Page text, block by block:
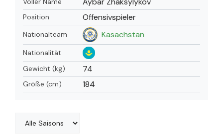
Position Offensivspieler
Nationalteam Kasachstan
Nationalität
Gewicht (kg)
74
Größe (cm) 184